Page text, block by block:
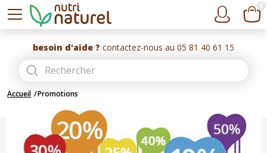
besoin d'aide ? contactez-nous au 05 81 40 61 15
Accueil Promotions
0